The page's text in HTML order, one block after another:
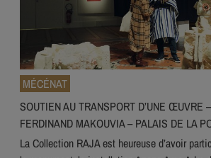
MÉCÉNAT
SOUTIEN AU TRANSPORT D’UNE ŒUVRE
FERDINAND MAKOUVIA – PALAIS DE LA
La Collection RAJA est heureuse d’avoir